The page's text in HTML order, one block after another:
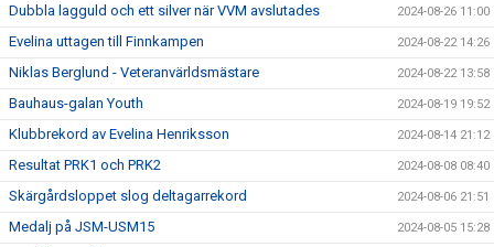
Dubbla lagguld och ett silver när VVM avslutades 2024-08-26 11:00
Evelina uttagen till Finnkampen 2024-08-22 14:26
Niklas Berglund - Veteranvärldsmästare 2024-08-22 13:58
Bauhaus-galan Youth 2024-08-19 19:52
Klubbrekord av Evelina Henriksson 2024-08-14 21:12
Resultat PRK1 och PRK2 2024-08-08 08:40
Skärgårdsloppet slog deltagarrekord 2024-08-06 21:51
Medalj på JSM-USM15 2024-08-05 15:28